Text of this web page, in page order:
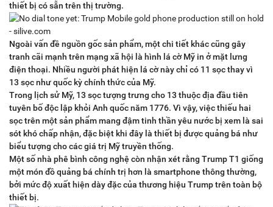
thiết bị có sẵn trên thị trường.
Ngoài vấn đề nguồn gốc sản phẩm, một chi tiết khác cũng gây
tranh cãi mạnh trên mạng xã hội là hình lá cờ Mỹ in ở mặt lưng
điện thoại. Nhiều người phát hiện lá cờ này chỉ có 11 sọc thay vì
13 sọc như quốc kỳ chính thức của Mỹ.
Trong lịch sử Mỹ, 13 sọc tượng trưng cho 13 thuộc địa đầu tiên
tuyên bố độc lập khỏi Anh quốc năm 1776. Vì vậy, việc thiếu hai
sọc trên một sản phẩm mang đậm tinh thần yêu nước bị xem là sai
sót khó chấp nhận, đặc biệt khi đây là thiết bị được quảng bá như
biểu tượng cho các giá trị Mỹ truyền thống.
Một số nhà phê bình công nghệ còn nhận xét rằng Trump T1 giống
một món đồ quảng bá chính trị hơn là smartphone thông thường,
bởi mức độ xuất hiện dày đặc của thương hiệu Trump trên toàn bộ
thiết bị.